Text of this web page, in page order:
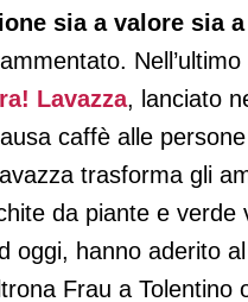
sia a valore sia
Lavazza, lanciato
caffè alle
trasforma gli
da piante e verde
oggi, hanno aderito
Frau a Tolentino